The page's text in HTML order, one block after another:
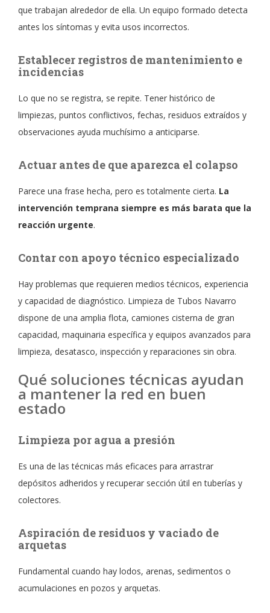
que trabajan alrededor de ella. Un equipo formado detecta
antes los síntomas y evita usos incorrectos.
Establecer registros de mantenimiento e
incidencias
Lo que no se registra, se repite. Tener histórico de
limpiezas, puntos conflictivos, fechas, residuos extraídos y
observaciones ayuda muchísimo a anticiparse.
Actuar antes de que aparezca el colapso
Parece una frase hecha, pero es totalmente cierta. La
intervención temprana siempre es más barata que la
reacción urgente.
Contar con apoyo técnico especializado
Hay problemas que requieren medios técnicos, experiencia
y capacidad de diagnóstico. Limpieza de Tubos Navarro
dispone de una amplia flota, camiones cisterna de gran
capacidad, maquinaria específica y equipos avanzados para
limpieza, desatasco, inspección y reparaciones sin obra.
Qué soluciones técnicas ayudan
a mantener la red en buen
estado
Limpieza por agua a presión
Es una de las técnicas más eficaces para arrastrar
depósitos adheridos y recuperar sección útil en tuberías y
colectores.
Aspiración de residuos y vaciado de
arquetas
Fundamental cuando hay lodos, arenas, sedimentos o
acumulaciones en pozos y arquetas.